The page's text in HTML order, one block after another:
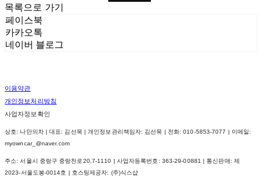
목록으로 가기
페이스북
카카오톡
네이버 블로그
이용약관
개인정보처리방침
사업자정보확인
상호: 나만의차 | 대표: 김선묵 | 개인정보관리책임자: 김선묵 | 전화: 010-5853-7077 | 이메일:
myowncar_@naver.com
주소: 서울시 중랑구 중랑천로20,7-1110 | 사업자등록번호: 363-29-00881 | 통신판매: 제
2023-서울도봉-0014호
| 호스팅제공자: (주)식스샵